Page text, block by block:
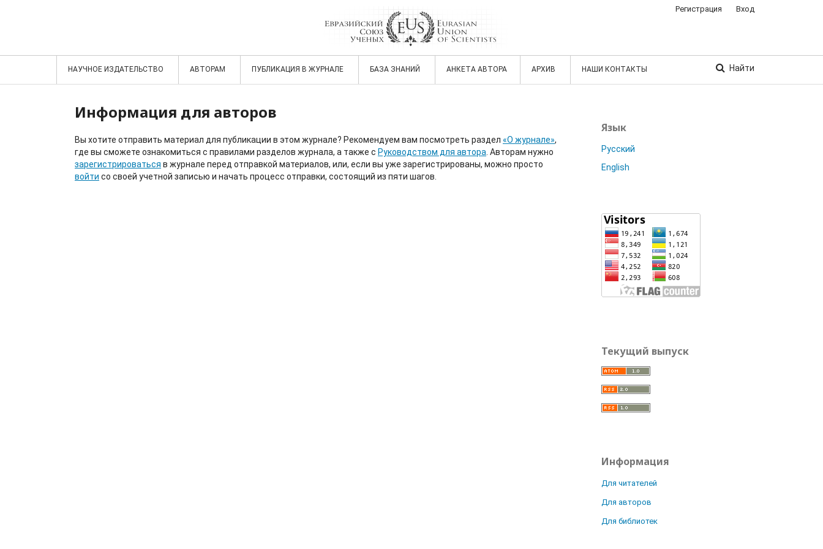
НАУЧНОЕ ИЗДАТЕЛЬСТВО АВТОРАМ ПУБЛИКАЦИЯ В ЖУРНАЛЕ БАЗА ЗНАНИЙ АНКЕТА АВТОРА АРХИВ НАШИ КОНТАКТЫ Найти
Регистрация Вход
Информация для авторов
Вы хотите отправить материал для публикации в этом журнале? Рекомендуем вам посмотреть раздел «О журнале»,
где вы сможете ознакомиться с правилами разделов журнала, а также с Руководством для автора . Авторам нужно
зарегистрироваться в журнале перед отправкой материалов, или, если вы уже зарегистрированы, можно просто
войти со своей учетной записью и начать процесс отправки, состоящий из пяти шагов.
Язык
Русский
English
Текущий выпуск
Информация
Для читателей
Для авторов
Для библиотек